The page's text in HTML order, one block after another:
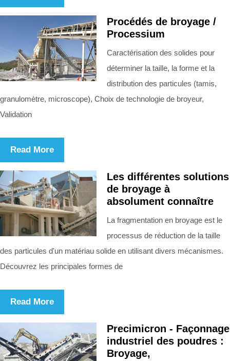
Procédés de broyage /
Processium
Caractérisation des solides pour
déterminer la taille, la forme et la
distribution des particules (tamis,
granulomètre, microscope), Choix de technologie de broyeur,
Validation
Read More
Les différentes solutions
de broyage à
absolument connaître
La fragmentation en broyage est le
processus de réduction de la taille
des particules d'un matériau solide en utilisant divers mécanismes.
Découvrez les principales formes de
Read More
Precimicron - Façonnage
industriel des poudres :
Broyage,